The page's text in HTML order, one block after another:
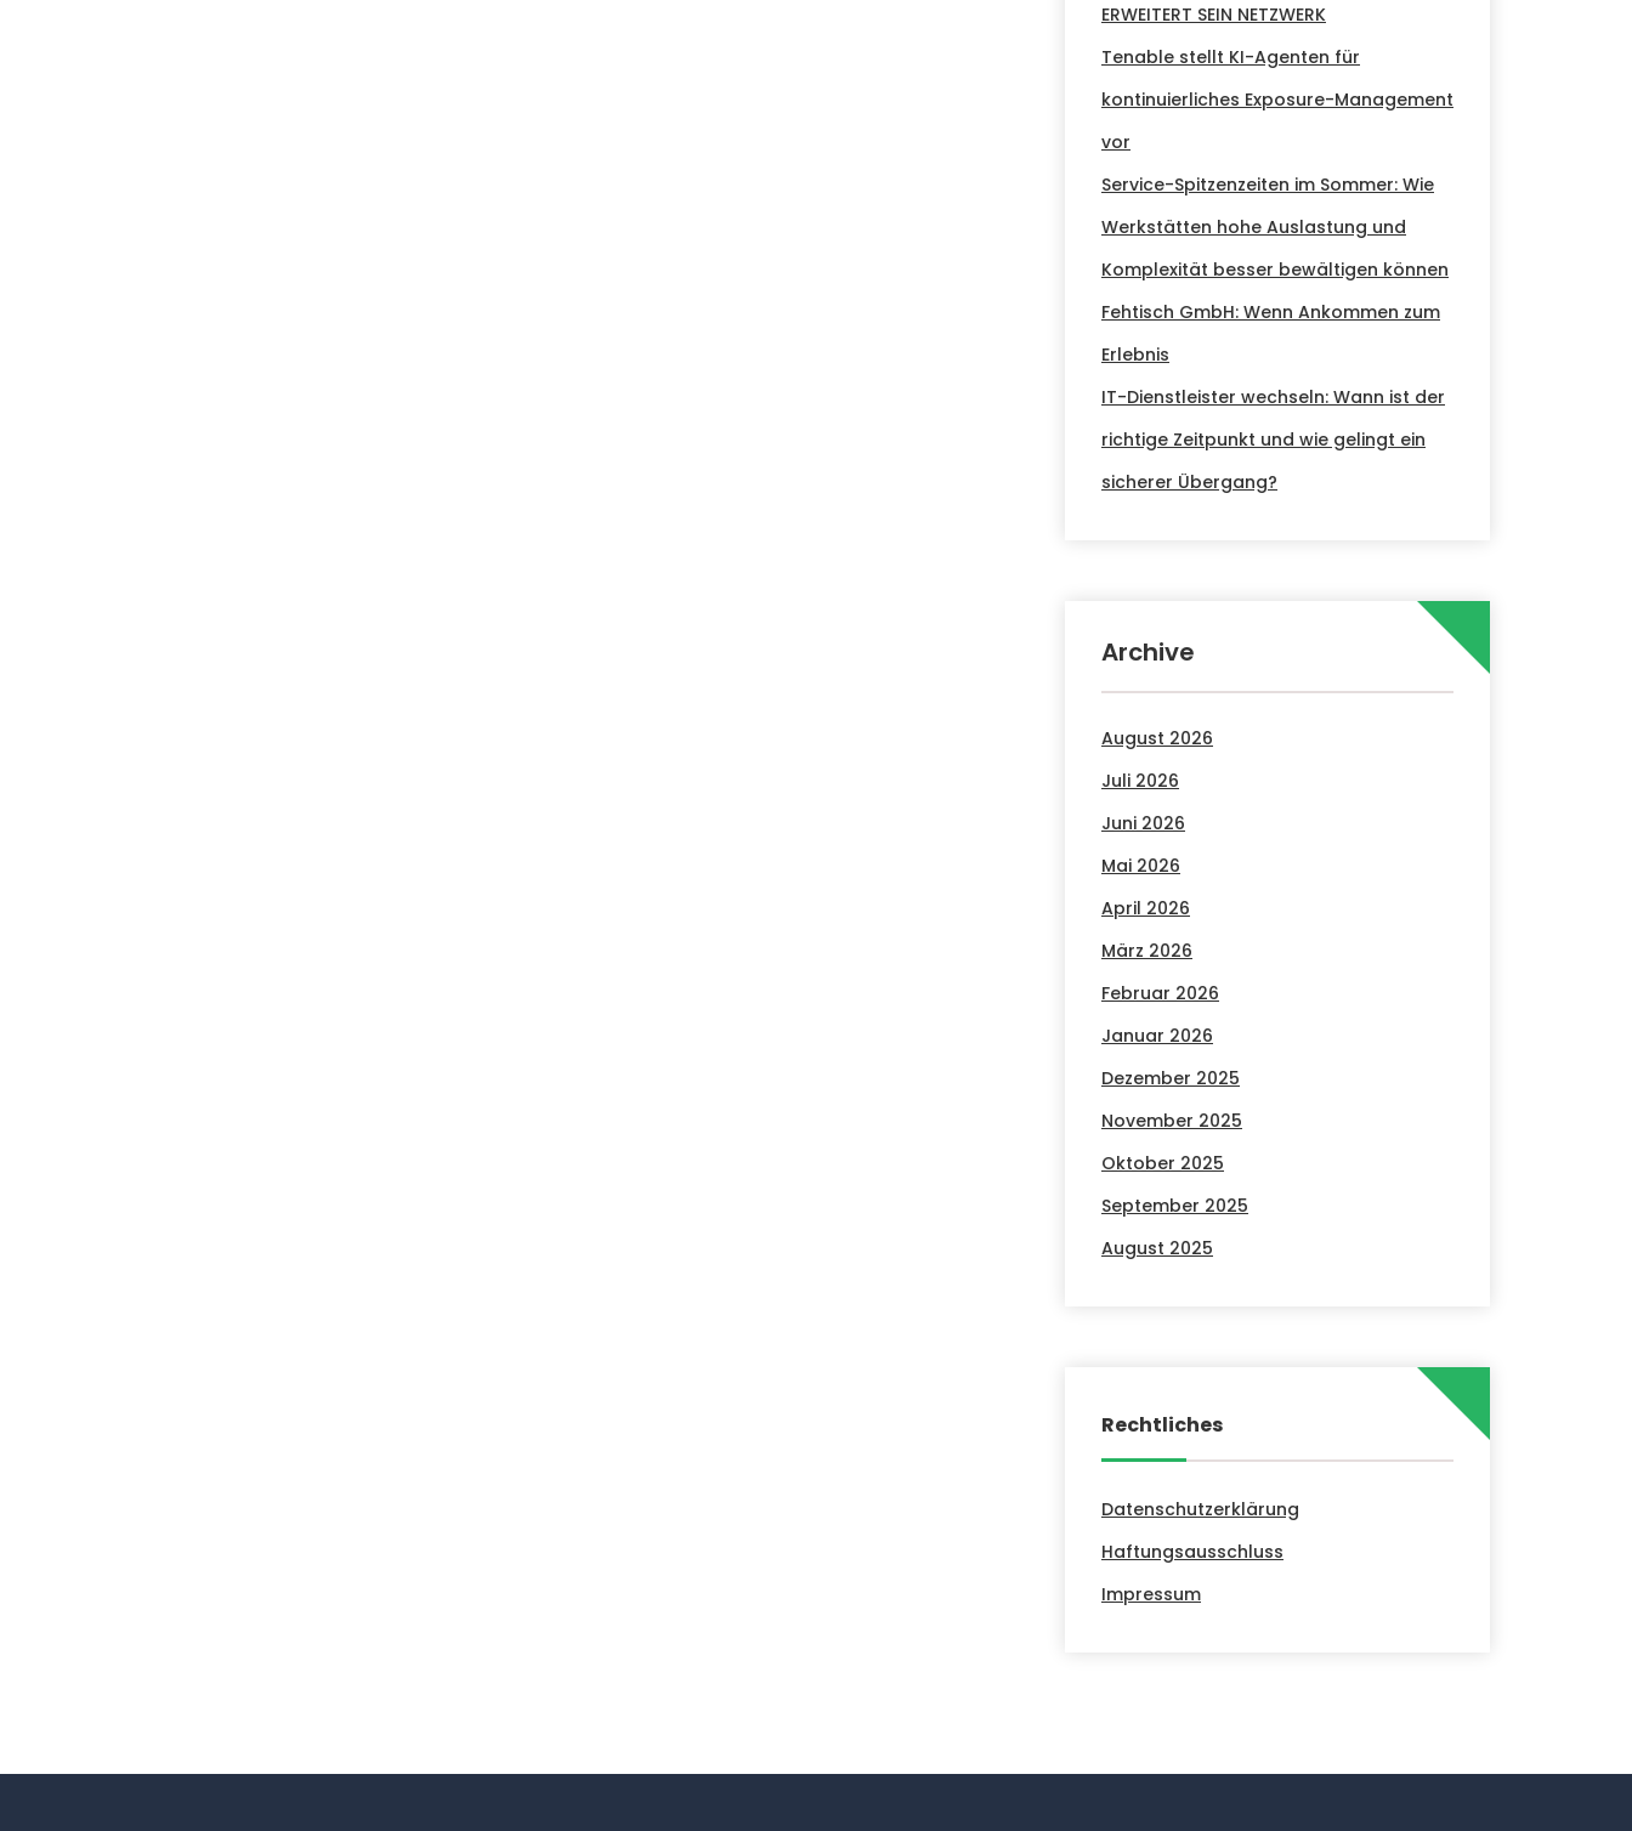
ERWEITERT SEIN NETZWERK
Tenable stellt KI-Agenten für
kontinuierliches Exposure-Management
vor
Service-Spitzenzeiten im Sommer: Wie
Werkstätten hohe Auslastung und
Komplexität besser bewältigen können
Fehtisch GmbH: Wenn Ankommen zum
Erlebnis
IT-Dienstleister wechseln: Wann ist der
richtige Zeitpunkt und wie gelingt ein
sicherer Übergang?
Archive
August 2026
Juli 2026
Juni 2026
Mai 2026
April 2026
März 2026
Februar 2026
Januar 2026
Dezember 2025
November 2025
Oktober 2025
September 2025
August 2025
Rechtliches
Datenschutzerklärung
Haftungsausschluss
Impressum